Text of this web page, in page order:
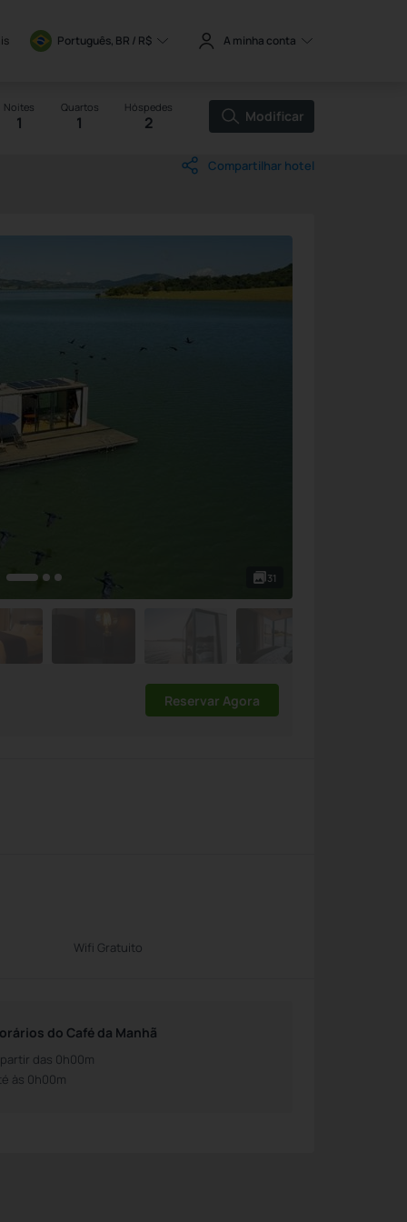
Português, BR / R$ A minha conta
Noites
1
Quartos
1
Hóspedes
2 Modificar
Compartilhar hotel
31
Reservar Agora
Wifi Gratuito
do Café da Manhã
das 0h00m
às 0h00m